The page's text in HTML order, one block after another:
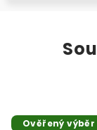
Ověřený výběr